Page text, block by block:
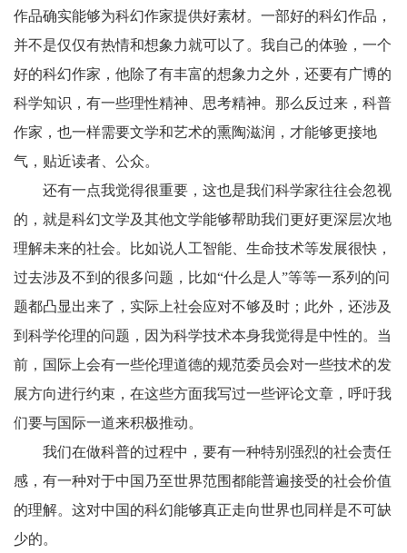
作品确实能够为科幻作家提供好素材。一部好的科幻作品，
并不是仅仅有热情和想象力就可以了。我自己的体验，一个
好的科幻作家，他除了有丰富的想象力之外，还要有广博的
科学知识，有一些理性精神、思考精神。那么反过来，科普
作家，也一样需要文学和艺术的熏陶滋润，才能够更接地
气，贴近读者、公众。
还有一点我觉得很重要，这也是我们科学家往往会忽视
的，就是科幻文学及其他文学能够帮助我们更好更深层次地
理解未来的社会。比如说人工智能、生命技术等发展很快，
过去涉及不到的很多问题，比如“什么是人”等等一系列的问
题都凸显出来了，实际上社会应对不够及时；此外，还涉及
到科学伦理的问题，因为科学技术本身我觉得是中性的。当
前，国际上会有一些伦理道德的规范委员会对一些技术的发
展方向进行约束，在这些方面我写过一些评论文章，呼吁我
们要与国际一道来积极推动。
我们在做科普的过程中，要有一种特别强烈的社会责任
感，有一种对于中国乃至世界范围都能普遍接受的社会价值
的理解。这对中国的科幻能够真正走向世界也同样是不可缺
少的。